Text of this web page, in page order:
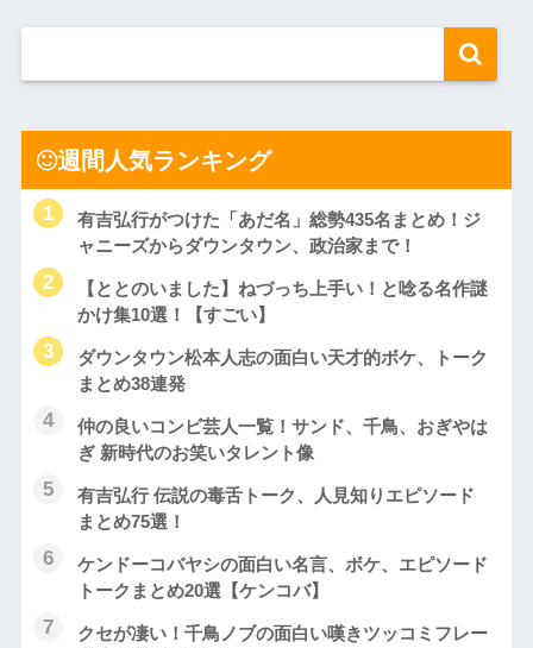
週間人気ランキング
有吉弘行がつけた「あだ名」総勢435名まとめ！ジ
ャニーズからダウンタウン、政治家まで！
【ととのいました】ねづっち上手い！と唸る名作謎
かけ集10選！【すごい】
ダウンタウン松本人志の面白い天才的ボケ、トーク
まとめ38連発
仲の良いコンビ芸人一覧！サンド、千鳥、おぎやは
ぎ 新時代のお笑いタレント像
有吉弘行 伝説の毒舌トーク、人見知りエピソード
まとめ75選！
ケンドーコバヤシの面白い名言、ボケ、エピソード
トークまとめ20選【ケンコバ】
クセが凄い！千鳥ノブの面白い嘆きツッコミフレー